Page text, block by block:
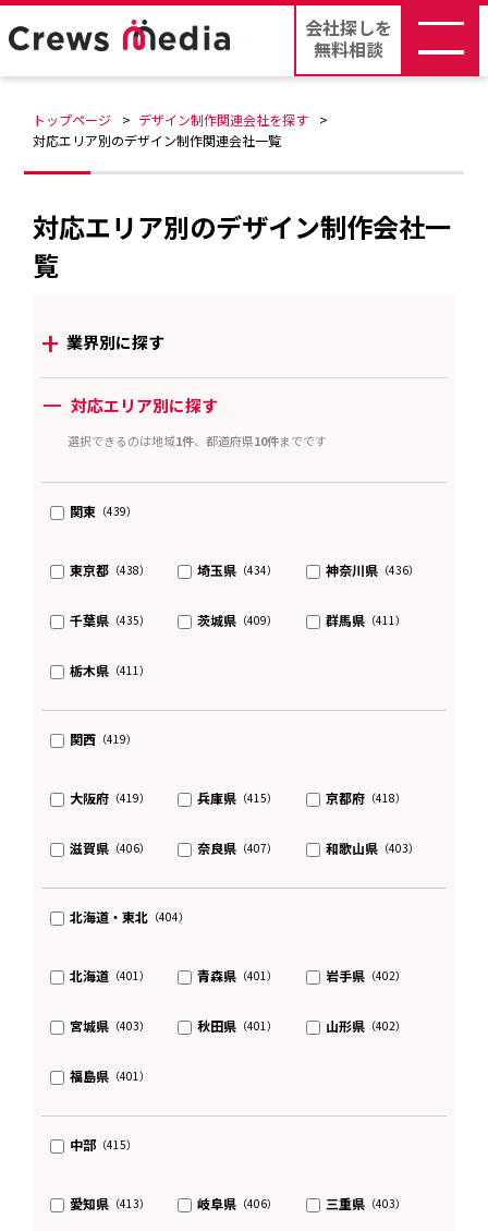
会社探しを
無料相談
トップページ
デザイン制作関連会社を探す
対応エリア別のデザイン制作関連会社一覧
対応エリア別のデザイン制作会社一
覧
+ 業界別に探す
ー 対応エリア別に探す
選択できるのは地域1件、都道府県10件までです
関東（439）
東京都（438） 埼玉県 （434） 神奈川県 （436）
千葉県（435） 茨城県 （409） 群馬県 （411）
栃木県（411）
関西（419）
大阪府（419） 兵庫県 （415） 京都府 （418）
滋賀県（406） 奈良県 （407） 和歌山県 （403）
北海道・東北（404）
北海道（401） 青森県 （401） 岩手県 （402）
宮城県（403） 秋田県 （401） 山形県 （402）
福島県（401）
中部（415）
愛知県（413） 岐阜県 （406） 三重県 （403）